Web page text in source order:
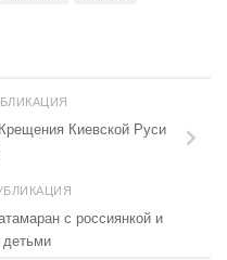
Киевской Руси
с россиянкой и